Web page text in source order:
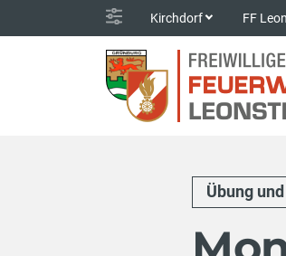
Kirchdorf FF
Übung